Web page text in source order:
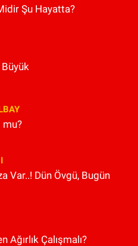
Şu Hayatta?
mu?
Var..! Dün Övgü, Bugün
Ağırlık Çalışmalı?